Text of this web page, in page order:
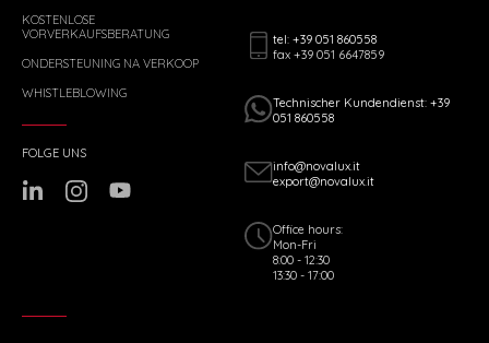
KOSTENLOSE
VORVERKAUFSBERATUNG
ONDERSTEUNING NA VERKOOP
WHISTLEBLOWING
tel: +39 051 860558
fax +39 051 6647859
Technischer Kundendienst: +39
051 860558
info@novalux.it
export@novalux.it
Office hours:
Mon-Fri
8:00 - 12:30
13:30 - 17:00
FOLGE UNS